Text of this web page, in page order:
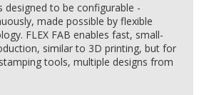
designed to be configurable -
made possible by flexible
FLEX FAB enables fast, small-
similar to 3D printing, but for
tools, multiple designs from